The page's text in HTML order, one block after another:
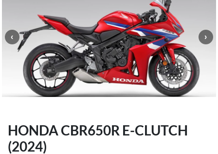
HONDA CBR650R E-CLUTCH
(2024)